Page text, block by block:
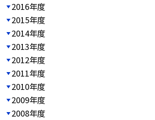
2016年度
2015年度
2014年度
2013年度
2012年度
2011年度
2010年度
2009年度
2008年度